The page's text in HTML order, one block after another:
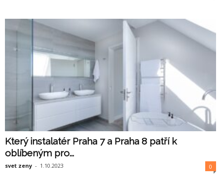
Který instalatér Praha 7 a Praha 8 patří k
oblíbeným pro...
svet zeny - 1.10.2023 0